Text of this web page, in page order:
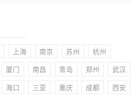
上海 南京 苏州 杭州
厦门 南昌 青岛 郑州 武汉
海口 三亚 重庆 成都 西安